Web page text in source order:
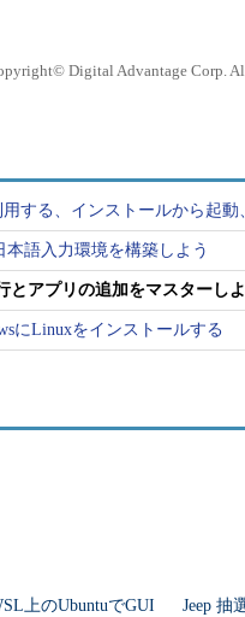
Digital Advantage Corp.
する、インストールから起動
語入力環境を構築しよう
アプリの追加をマスターし
にLinuxをインストールする
上のUbuntuでGUI
Jeep 抽